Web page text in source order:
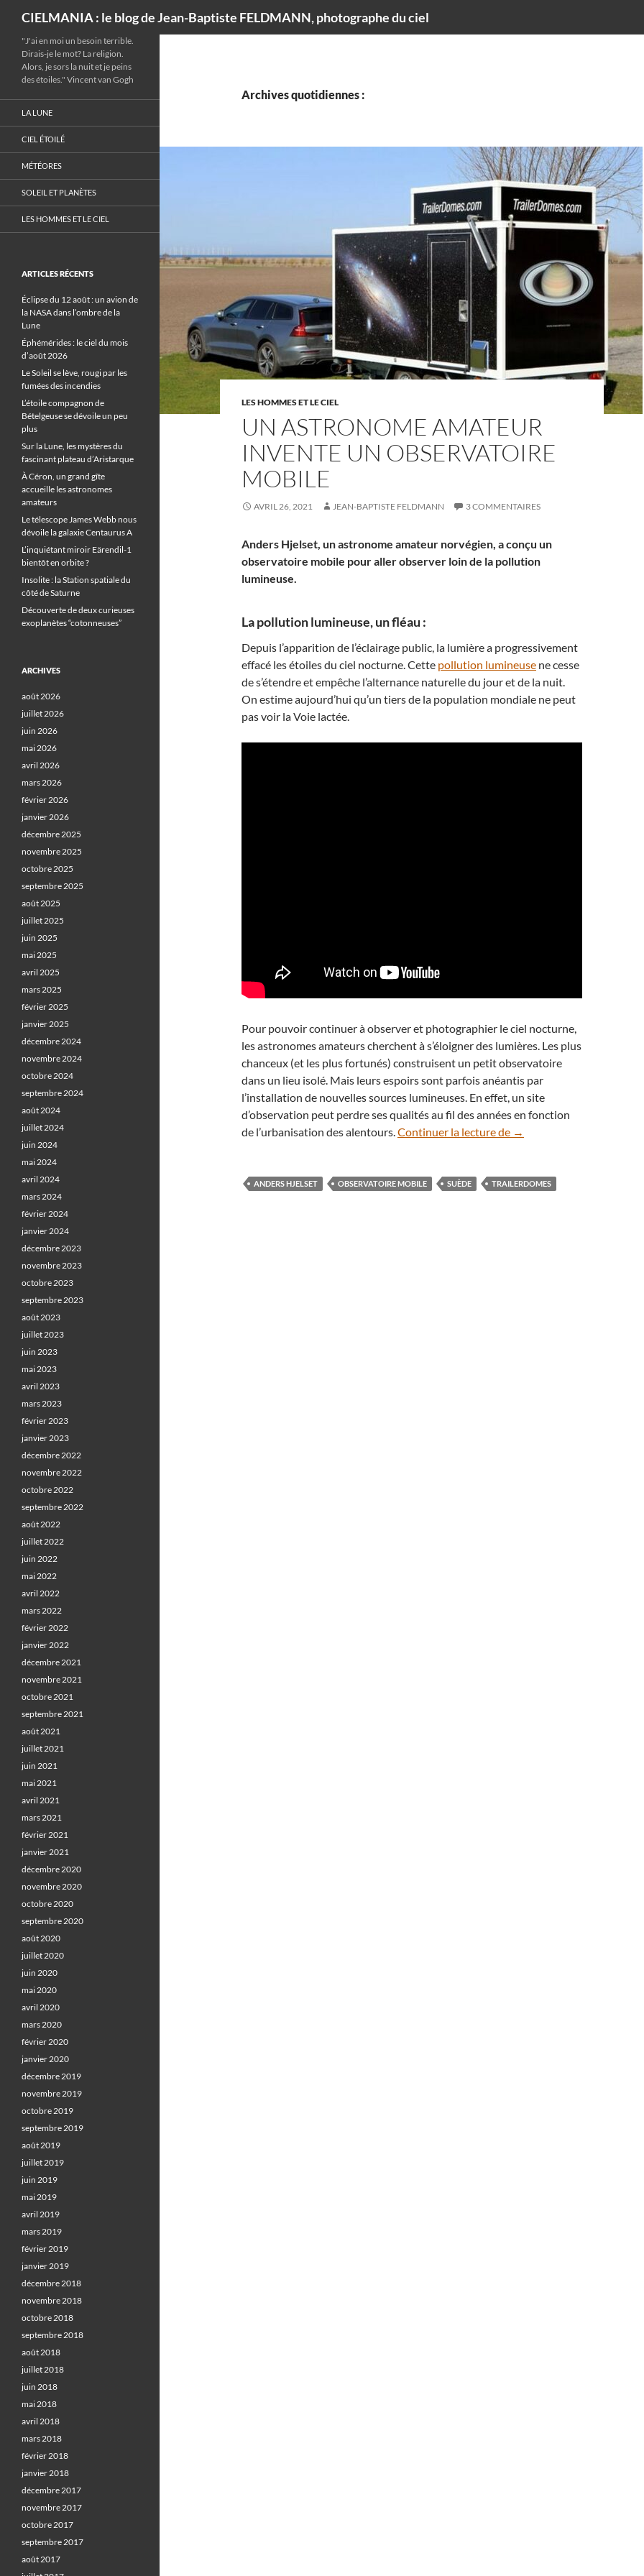
CIELMANIA : le blog de Jean-Baptiste FELDMANN, photographe du ciel
Archives quotidiennes :
LES HOMMES ET LE CIEL
UN ASTRONOME AMATEUR
INVENTE UN OBSERVATOIRE
MOBILE
AVRIL 26, 2021 JEAN-BAPTISTE FELDMANN 3 COMMENTAIRES
Anders Hjelset, un astronome amateur norvégien, a conçu un
observatoire mobile pour aller observer loin de la pollution
lumineuse.
La pollution lumineuse, un fléau :
Depuis l’apparition de l’éclairage public, la lumière a progressivement
effacé les étoiles du ciel nocturne. Cette pollution lumineuse ne cesse
de s’étendre et empêche l’alternance naturelle du jour et de la nuit.
On estime aujourd’hui qu’un tiers de la population mondiale ne peut
pas voir la Voie lactée.
Pour pouvoir continuer à observer et photographier le ciel nocturne,
les astronomes amateurs cherchent à s’éloigner des lumières. Les plus
chanceux (et les plus fortunés) construisent un petit observatoire
dans un lieu isolé. Mais leurs espoirs sont parfois anéantis par
l’installation de nouvelles sources lumineuses. En effet, un site
d’observation peut perdre ses qualités au fil des années en fonction
de l’urbanisation des alentours.Continuer la lecture de Un astronome amateur
→
ANDERS HJELSET OBSERVATOIRE MOBILE SUÈDE TRAILERDOMES
"J'ai en moi un besoin terrible.
Dirais-je le mot? La religion.
Alors, je sors la nuit et je peins
des étoiles." Vincent van Gogh
LA LUNE
CIEL ÉTOILÉ
MÉTÉORES
SOLEIL ET PLANÈTES
LES HOMMES ET LE CIEL
ARTICLES RÉCENTS
Éclipse du 12 août : un avion de
la NASA dans l’ombre de la
Lune
Éphémérides : le ciel du mois
d’août 2026
Le Soleil se lève, rougi par les
fumées des incendies
L’étoile compagnon de
Bételgeuse se dévoile un peu
plus
Sur la Lune, les mystères du
fascinant plateau d’Aristarque
À Céron, un grand gîte
accueille les astronomes
amateurs
Le télescope James Webb nous
dévoile la galaxie Centaurus A
L’inquiétant miroir Eärendil-1
bientôt en orbite ?
Insolite : la Station spatiale du
côté de Saturne
Découverte de deux curieuses
exoplanètes “cotonneuses”
ARCHIVES
août 2026
juillet 2026
juin 2026
mai 2026
avril 2026
mars 2026
février 2026
janvier 2026
décembre 2025
novembre 2025
octobre 2025
septembre 2025
août 2025
juillet 2025
juin 2025
mai 2025
avril 2025
mars 2025
février 2025
janvier 2025
décembre 2024
novembre 2024
octobre 2024
septembre 2024
août 2024
juillet 2024
juin 2024
mai 2024
avril 2024
mars 2024
février 2024
janvier 2024
décembre 2023
novembre 2023
octobre 2023
septembre 2023
août 2023
juillet 2023
juin 2023
mai 2023
avril 2023
mars 2023
février 2023
janvier 2023
décembre 2022
novembre 2022
octobre 2022
septembre 2022
août 2022
juillet 2022
juin 2022
mai 2022
avril 2022
mars 2022
février 2022
janvier 2022
décembre 2021
novembre 2021
octobre 2021
septembre 2021
août 2021
juillet 2021
juin 2021
mai 2021
avril 2021
mars 2021
février 2021
janvier 2021
décembre 2020
novembre 2020
octobre 2020
septembre 2020
août 2020
juillet 2020
juin 2020
mai 2020
avril 2020
mars 2020
février 2020
janvier 2020
décembre 2019
novembre 2019
octobre 2019
septembre 2019
août 2019
juillet 2019
juin 2019
mai 2019
avril 2019
mars 2019
février 2019
janvier 2019
décembre 2018
novembre 2018
octobre 2018
septembre 2018
août 2018
juillet 2018
juin 2018
mai 2018
avril 2018
mars 2018
février 2018
janvier 2018
décembre 2017
novembre 2017
octobre 2017
septembre 2017
août 2017